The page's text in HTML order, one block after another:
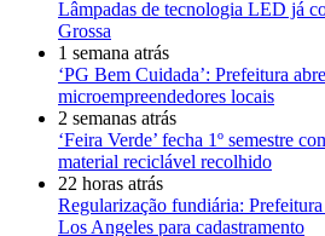
Lâmpadas de tecnologia LED já
Grossa
1 semana atrás
‘PG Bem Cuidada’: Prefeitura
microempreendedores locais
2 semanas atrás
‘Feira Verde’ fecha 1º semestre
material reciclável recolhido
22 horas atrás
Regularização fundiária:
Los Angeles para cadastramento